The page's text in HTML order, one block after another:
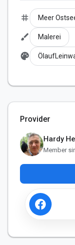
tag Meer
brush Malerei
palette
Provider
Hardy
Member